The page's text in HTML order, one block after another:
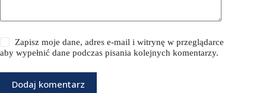
Zapisz moje dane, adres e-mail i witrynę w przeglądarce
aby wypełnić dane podczas pisania kolejnych komentarzy.
Dodaj komentarz